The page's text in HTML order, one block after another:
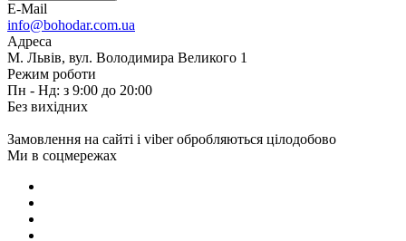
E-Mail
info@bohodar.com.ua
Адреса
М. Львів, вул. Володимира Великого 1
Режим роботи
Пн - Нд: з 9:00 до 20:00
Без вихідних
Замовлення на сайті і viber обробляються цілодобово
Ми в соцмережах